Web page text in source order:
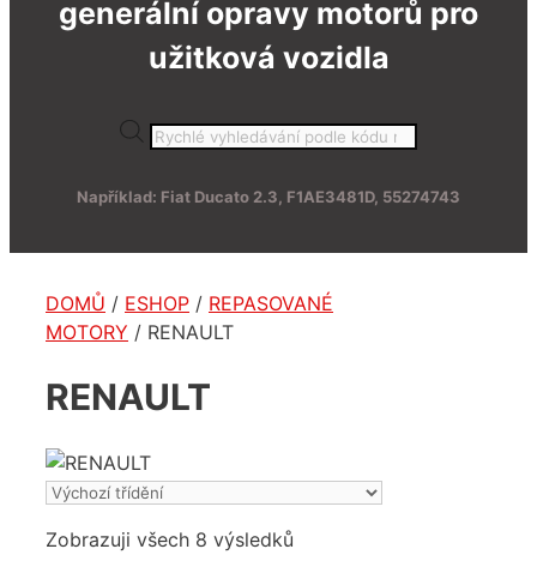
generální opravy motorů pro
užitková vozidla
Products
Například: Fiat Ducato 2.3, F1AE3481D, 55274743
DOMŮ / ESHOP / REPASOVANÉ
MOTORY / RENAULT
RENAULT
Zobrazuji všech 8 výsledků